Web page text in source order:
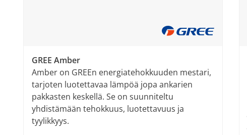
GREE Amber
Amber on GREEn energiatehokkuuden mestari,
tarjoten luotettavaa lämpöä jopa ankarien
pakkasten keskellä. Se on suunniteltu
yhdistämään tehokkuus, luotettavuus ja
tyylikkyys.